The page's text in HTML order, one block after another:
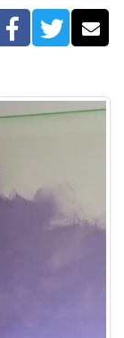
Facebook